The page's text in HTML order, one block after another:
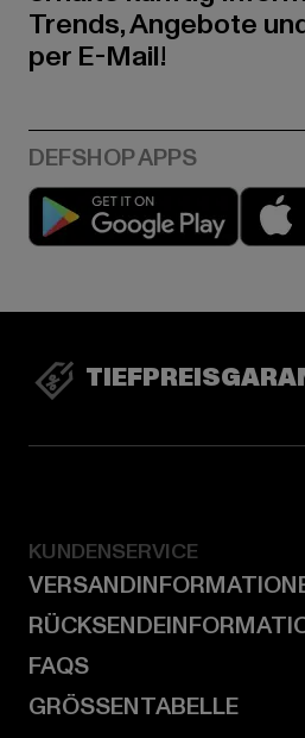
Trends, Angebote
per E-Mail!
Play
KUNDENSERVICE
FAQS
GRÖSSENTABELLE